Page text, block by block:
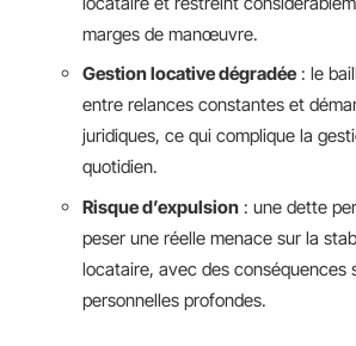
marges de manœuvre.
Gestion locative dégradée : le
entre relances constantes et
juridiques, ce qui complique la
quotidien.
Risque d’expulsion : une dette
peser une réelle menace sur la
locataire, avec des conséquences
personnelles profondes.